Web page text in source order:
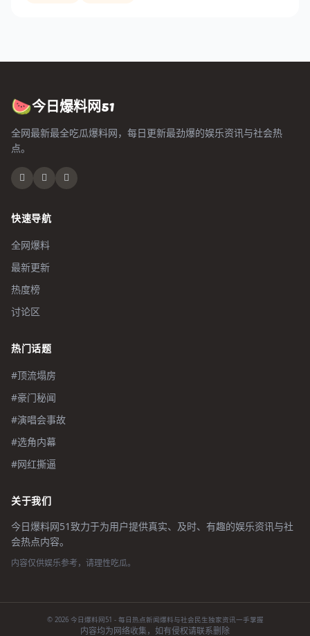
🍉今日爆料网51
全网最新最全吃瓜爆料网，每日更新最劲爆的娱乐资讯与社会热
点。
快速导航
全网爆料
最新更新
热度榜
讨论区
热门话题
#顶流塌房
#豪门秘闻
#演唱会事故
#选角内幕
#网红撕逼
关于我们
今日爆料网51致力于为用户提供真实、及时、有趣的娱乐资讯与社
会热点内容。
内容仅供娱乐参考，请理性吃瓜。
© 2026 今日爆料网51 - 每日热点新闻爆料与社会民生独家资讯一手掌握
内容均为网络收集，如有侵权请联系删除